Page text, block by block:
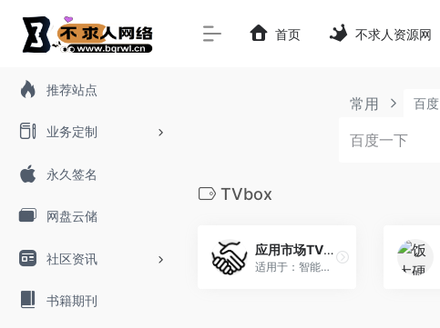
推荐站点
业务定制
永久签名
网盘云储
社区资讯
书籍期刊
首页 不求人资源网
常用 百度
TVbox
应用市场TV版搭建
适用于：智能电视,投影仪,机顶盒,安卓手机